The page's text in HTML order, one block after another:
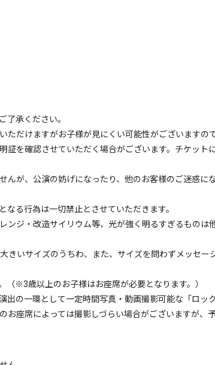
めご了承ください。
だけますがお子様が見にくい可能性がございますの
を確認させていただく場合がございます。チケット
が、公演の妨げになったり、他のお客様のご迷惑に
る行為は一切禁止とさせていただきます。
ジ・改造サイリウム等、光が強く明るすぎるものは
いサイズのうちわ、また、サイズを問わずメッセー
。（※3歳以上のお子様はお座席が必要となります
の一環として一定時間写真・動画撮影可能な「ロッ
お座席によっては撮影しづらい場合がございますが、